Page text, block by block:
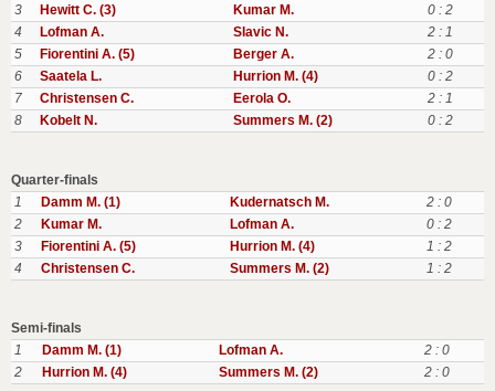
3
Hewitt C. (3) Kumar M.
0 : 2
4
Lofman A. Slavic N.
2 : 1
5
Fiorentini A. (5) Berger A.
2 : 0
6
Saatela L. Hurrion M. (4)
0 : 2
7
Christensen C. Eerola O.
2 : 1
8
Kobelt N. Summers M. (2) 0 : 2
Quarter-finals
1
Damm M. (1) Kudernatsch M.
2 : 0
2
Kumar M. Lofman A.
0 : 2
3
Fiorentini A. (5) Hurrion M. (4)
1 : 2
4
Christensen C. Summers M. (2) 1 : 2
Semi-finals
1
Damm M. (1) Lofman A.
2 : 0
2
Hurrion M. (4) Summers M. (2) 2 : 0